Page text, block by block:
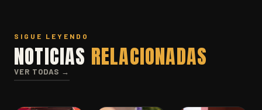
SIGUE LEYENDO
NOTICIAS RELACIONADAS
VER TODAS →